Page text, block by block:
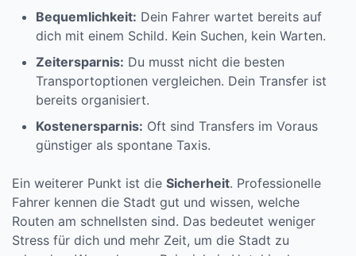
Bequemlichkeit: Dein Fahrer wartet bereits auf
dich mit einem Schild. Kein Suchen, kein Warten.
Zeitersparnis: Du musst nicht die besten
Transportoptionen vergleichen. Dein Transfer ist
bereits organisiert.
Kostenersparnis: Oft sind Transfers im Voraus
günstiger als spontane Taxis.
Ein weiterer Punkt ist die Sicherheit. Professionelle
Fahrer kennen die Stadt gut und wissen, welche
Routen am schnellsten sind. Das bedeutet weniger
Stress für dich und mehr Zeit, um die Stadt zu